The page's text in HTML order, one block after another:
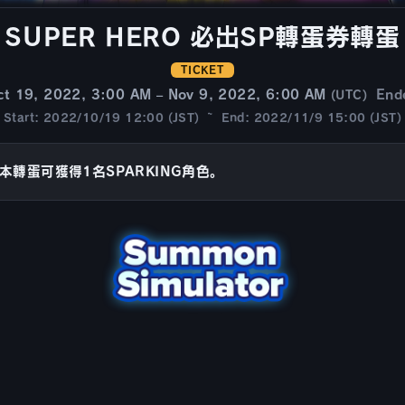
SUPER HERO 必出SP轉蛋券轉蛋
TICKET
19, 2022, 3:00 AM – Nov 9, 2022, 6:00 AM (UTC)
Start: 2022/10/19 12:00 (JST) ~ End: 2022/11/9 15:00 (JST)
本轉蛋可獲得1名SPARKING角色。